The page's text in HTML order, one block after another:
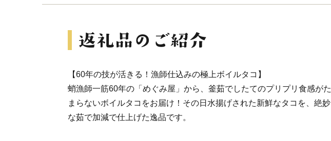
【60年の技が活きる！漁師仕込みの極上ボイルタコ】
蛸漁師一筋60年の「めぐみ屋」から、釜茹でしたてのプリプリ食感がた
まらないボイルタコをお届け！その日水揚げされた新鮮なタコを、絶妙
な茹で加減で仕上げた逸品です。